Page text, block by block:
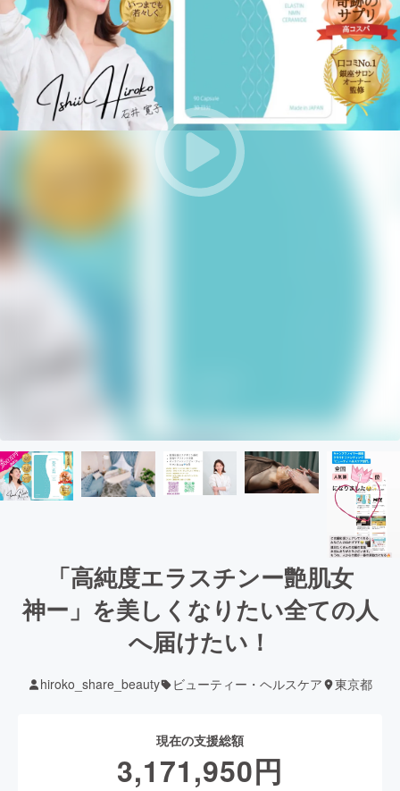
「高純度エラスチンー艶肌女
神ー」を美しくなりたい全ての人
へ届けたい！
hiroko_share_beauty ビューティー・ヘルスケア 東京都
現在の支援総額
3,171,950円